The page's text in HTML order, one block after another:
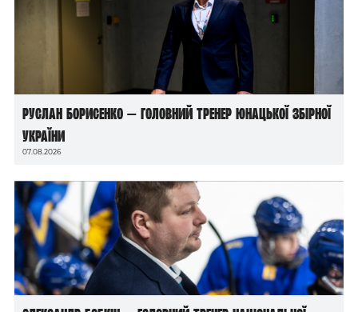
Руслан Борисенко — головний тренер юнацької збірної
України
07.08.2026